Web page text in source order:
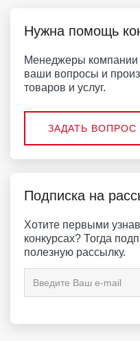
Нужна помощь
Менеджеры компании
ваши вопросы и
товаров и услуг.
ЗАДАТЬ ВОПРОС
Подписка на
Хотите первыми
конкурсах? Тогда
полезную рассылку.